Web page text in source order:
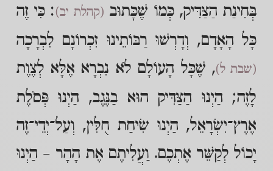
בְּחִינַת הַצַּדִּיק, כְּמוֹ שֶׁכָּתוּב (קהלת יב): כִּי זֶה
כָּל הָאָדָם, וְדָרְשׁוּ רַבּוֹתֵינוּ זִכְרוֹנָם לִבְרָכָה
(שבת ל), שֶׁכָּל הָעוֹלָם לֹא נִבְרָא אֶלָּא לְצֶוֶת
לָזֶה; הַיְנוּ הַצַּדִּיק הוּא בַנֶּגֶב, הַיְנוּ פְּסֹלֶת
אֶרֶץ־יִשְׂרָאֵל, הַיְנוּ שִׂיחַת חֻלִּין, וְעַל־יְדֵי־זֶה
יָכוֹל לְקַשֵּׁר אֶתְכֶם. וַעֲלִיתֶם אֶת הָהָר – הַיְנוּ